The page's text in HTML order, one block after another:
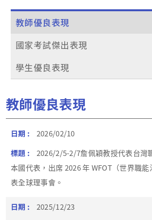
教師優良表現
國家考試傑出表現
學生優良表現
教師優良表現
2026/02/10
2026/2/5-2/7詹佩穎教授代表台灣
本國代表，出席 2026 年 WFOT（世界職
表全球理事會。
2025/12/23